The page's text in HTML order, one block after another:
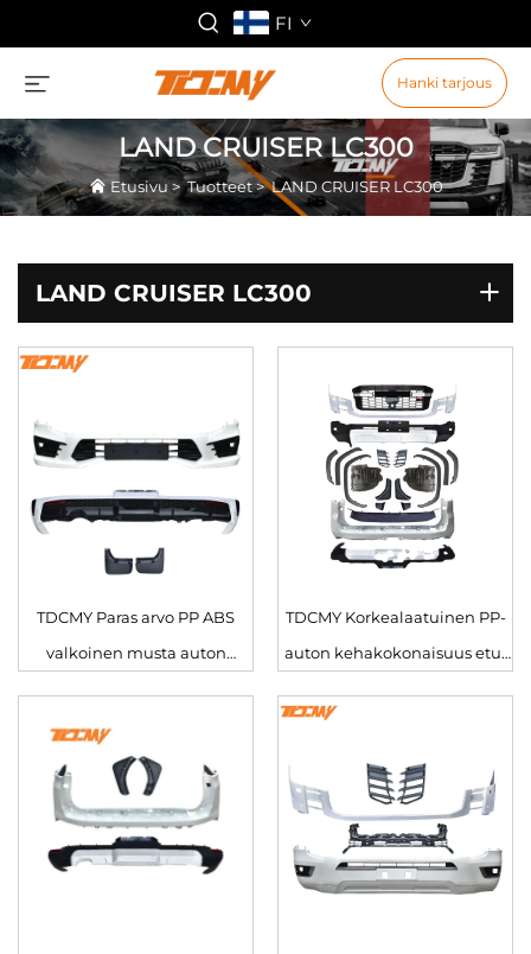
FI
Hanki tarjous
LAND CRUISER LC300
Etusivu>Tuotteet>LAND CRUISER LC300
LAND CRUISER LC300
TDCMY Paras arvo PP ABS
valkoinen musta auton
takapuskuri ileri ja suojukset
Land Cruiser LC300-M
TDCMY Korkealaatuinen PP-
auton kehakokonaisuus etu-
muokkaukset Land Cruiser
LC300GR 2022